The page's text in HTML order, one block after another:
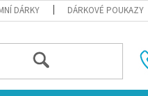
DÁRKY DÁRKOVÉ POUKAZY
HLEDAT